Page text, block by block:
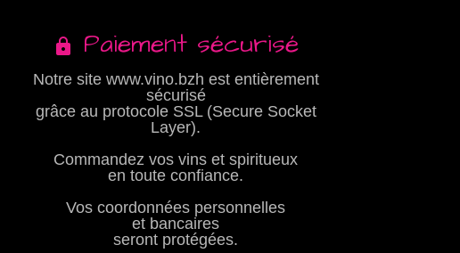
Paiement sécurisé
Notre site www.vino.bzh est entièrement
sécurisé
grâce au protocole SSL (Secure Socket
Layer).
Commandez vos vins et spiritueux
en toute confiance.
Vos coordonnées personnelles
et bancaires
seront protégées.